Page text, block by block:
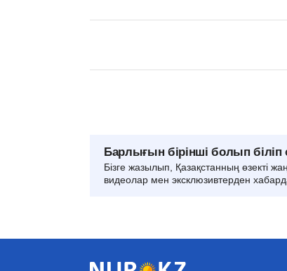
Барлығын бірінші болып
Бізге жазылып, Қазақстанның өзекті
видеолар мен эксклюзивтерден